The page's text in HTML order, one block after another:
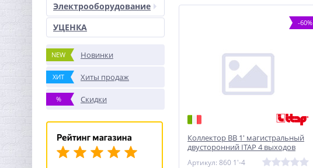
Электрооборудование
УЦЕНКА
NEW Новинки
ХИТ Хиты продаж
% Скидки
-60%
Коллектор ВВ 1' магистральный
двусторонний ITAP 4 выходов
Артикул: 860 1'-4